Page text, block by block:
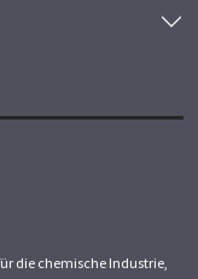
die chemische Industrie,